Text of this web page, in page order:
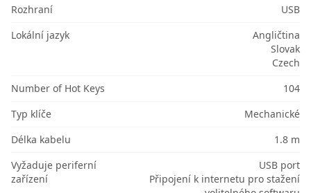
Rozhraní
USB
Lokální jazyk
Angličtina
Slovak
Czech
Number of Hot Keys
104
Typ klíče
Mechanické
Délka kabelu
1.8 m
Vyžaduje periferní
zařízení
USB port
Připojení k internetu pro stažení